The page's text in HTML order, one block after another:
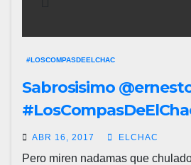
#LOSCOMPASDEELCHAC
Sabrosisimo
ABR 16, 2017 ELCHAC
Pero miren nadamas que